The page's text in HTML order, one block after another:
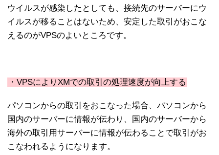
ウイルスが感染したとしても、接続先のサーバーにウ
イルスが移ることはないため、安定した取引がおこな
えるのがVPSのよいところです。
・VPSによりXMでの取引の処理速度が向上する
パソコンからの取引をおこなった場合、パソコンから
国内のサーバーに情報が伝わり、国内のサーバーから
海外の取引用サーバーに情報が伝わることで取引がお
こなわれるようになります。